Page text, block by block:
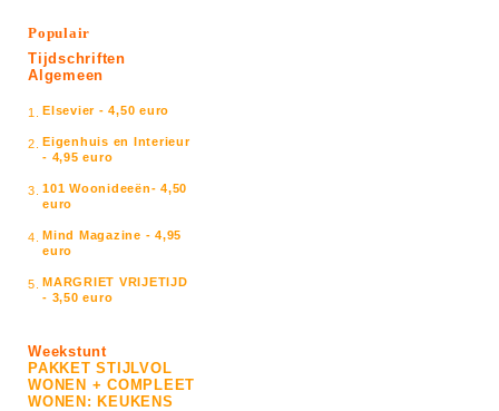
Populair
Tijdschriften
Algemeen
1. Elsevier - 4,50 euro
2. Eigenhuis en Interieur
- 4,95 euro
3. 101 Woonideeën- 4,50
euro
4. Mind Magazine - 4,95
euro
5. MARGRIET VRIJETIJD
- 3,50 euro
Weekstunt
PAKKET STIJLVOL
WONEN + COMPLEET
WONEN: KEUKENS